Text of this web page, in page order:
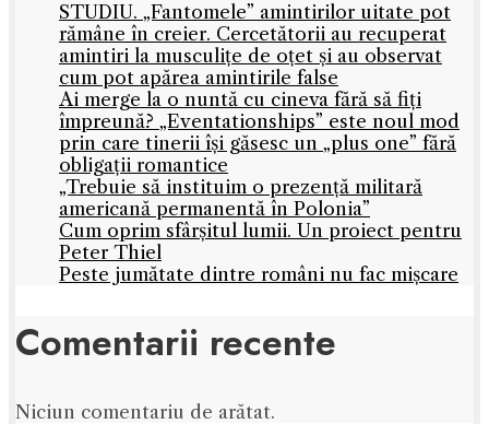
STUDIU. „Fantomele” amintirilor uitate pot
rămâne în creier. Cercetătorii au recuperat
amintiri la musculițe de oțet și au observat
cum pot apărea amintirile false
Ai merge la o nuntă cu cineva fără să fiți
împreună? „Eventationships” este noul mod
prin care tinerii își găsesc un „plus one” fără
obligații romantice
„Trebuie să instituim o prezență militară
americană permanentă în Polonia”
Cum oprim sfârșitul lumii. Un proiect pentru
Peter Thiel
Peste jumătate dintre români nu fac mișcare
Comentarii recente
Niciun comentariu de arătat.